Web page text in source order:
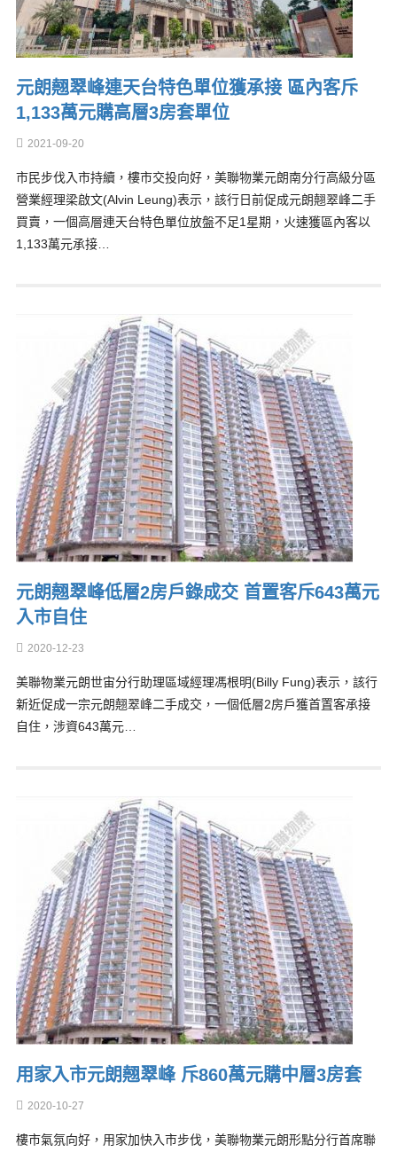
元朗翹翠峰連天台特色單位獲承接 區內客斥
1,133萬元購高層3房套單位
2021-09-20
市民步伐入市持續，樓市交投向好，美聯物業元朗南分行高級分區
營業經理梁啟文(Alvin Leung)表示，該行日前促成元朗翹翠峰二手
買賣，一個高層連天台特色單位放盤不足1星期，火速獲區內客以
1,133萬元承接…
元朗翹翠峰低層2房戶錄成交 首置客斥643萬元
入市自住
2020-12-23
美聯物業元朗世宙分行助理區域經理馮根明(Billy Fung)表示，該行
新近促成一宗元朗翹翠峰二手成交，一個低層2房戶獲首置客承接
自住，涉資643萬元…
用家入市元朗翹翠峰 斥860萬元購中層3房套
2020-10-27
樓市氣氛向好，用家加快入市步伐，美聯物業元朗形點分行首席聯